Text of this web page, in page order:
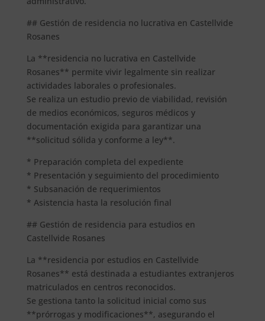
## Gestión de residencia no lucrativa en Castellvide
Rosanes
La **residencia no lucrativa en Castellvide
Rosanes** permite vivir legalmente sin realizar
actividades laborales o profesionales.
Se realiza un estudio previo de viabilidad, revisión
de medios económicos, seguros médicos y
documentación exigida para garantizar una
**solicitud sólida y conforme a ley**.
* Preparación completa del expediente
* Presentación y seguimiento del procedimiento
* Subsanación de requerimientos
* Asistencia hasta la resolución final
## Gestión de residencia para estudios en
Castellvide Rosanes
La **residencia por estudios en Castellvide
Rosanes** está destinada a estudiantes extranjeros
matriculados en centros reconocidos.
Se gestiona tanto la solicitud inicial como sus
**prórrogas y modificaciones**, asegurando el